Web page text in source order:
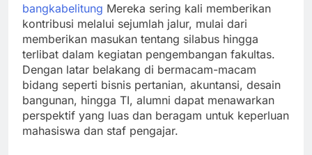
bangkabelitung Mereka sering kali memberikan
kontribusi melalui sejumlah jalur, mulai dari
memberikan masukan tentang silabus hingga
terlibat dalam kegiatan pengembangan fakultas.
Dengan latar belakang di bermacam-macam
bidang seperti bisnis pertanian, akuntansi, desain
bangunan, hingga TI, alumni dapat menawarkan
perspektif yang luas dan beragam untuk keperluan
mahasiswa dan staf pengajar.